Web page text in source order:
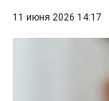
11 июня 2026 14:17